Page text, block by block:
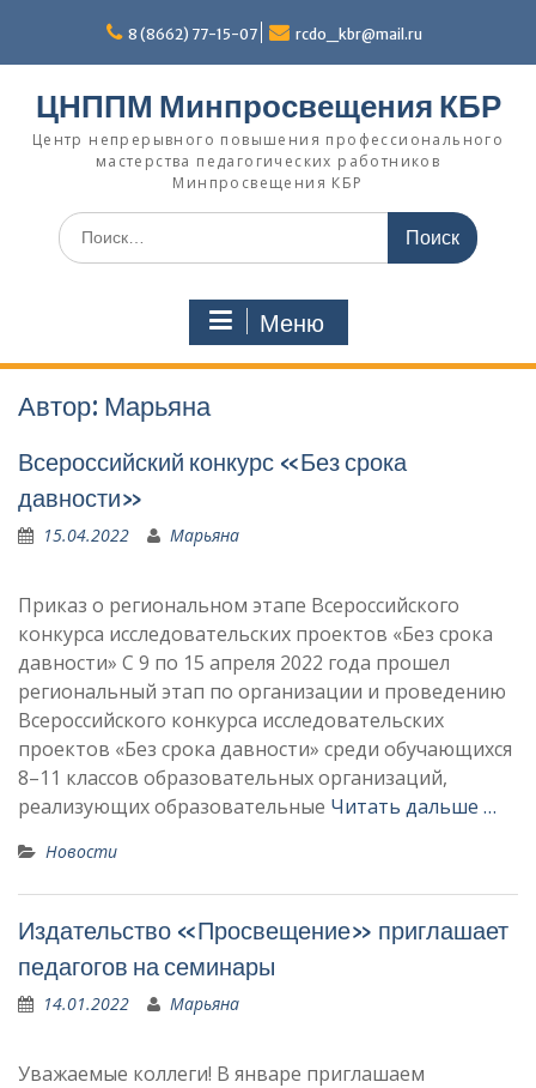
р
и
8 (8662) 77-15-07 rcdo_kbr@mail.ru
ЦНППМ Минпросвещения КБР
Центр непрерывного повышения профессионального
мастерства педагогических работников
Минпросвещения КБР
И
с
:
Меню
Автор: Марьяна
Всероссийский конкурс «Без срока
давности»
15.04.2022 Марьяна
Приказ о региональном этапе Всероссийского
конкурса исследовательских проектов «Без срока
давности» С 9 по 15 апреля 2022 года прошел
региональный этап по организации и проведению
Всероссийского конкурса исследовательских
проектов «Без срока давности» среди обучающихся
8–11 классов образовательных организаций,
реализующих образовательные Читать дальше …
Новости
Издательство «Просвещение» приглашает
педагогов на семинары
14.01.2022 Марьяна
Уважаемые коллеги! В январе приглашаем